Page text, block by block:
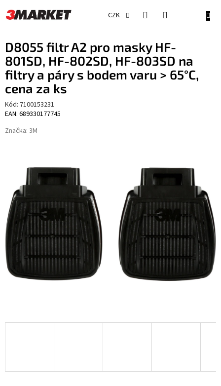
na
obsah
CZK
D8055 filtr A2 pro masky HF-
801SD, HF-802SD, HF-803SD na
filtry a páry s bodem varu > 65°C,
cena za ks
Kód: 7100153231
EAN: 689330177745
Značka: 3M